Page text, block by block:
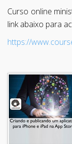
Curso online
link abaixo para
https://